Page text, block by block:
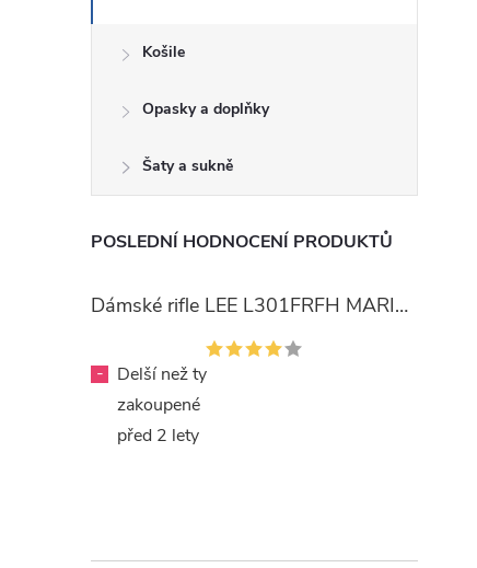
Košile
Opasky a doplňky
Šaty a sukně
POSLEDNÍ HODNOCENÍ PRODUKTŮ
Dámské rifle LEE L301FRFH MARION STRAIGHT RINSE
-
Delší než ty
zakoupené
před 2 lety